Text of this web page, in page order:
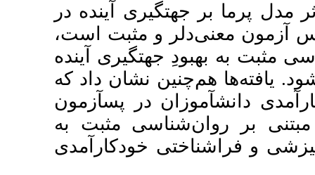
آینده در
و مثبت است،
آینده
نشان داد که
در پس­آزمون
مثبت به
خودکارآمدی